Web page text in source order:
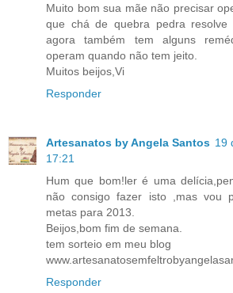
Muito bom sua mãe não precisar
que chá de quebra pedra resolve
agora também tem alguns
operam quando não tem jeito.
Muitos beijos,Vi
Responder
Artesanatos by Angela Santos 19
17:21
Hum que bom!ler é uma
não consigo fazer isto ,mas vou
metas para 2013.
Beijos,bom fim de semana.
tem sorteio em meu blog
Responder